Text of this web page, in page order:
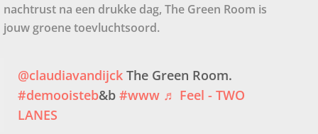
nachtrust na een drukke dag, The Green Room is
jouw groene toevluchtsoord.
@claudiavandijck The Green Room.
#demooisteb&b #www ♬ Feel - TWO
LANES